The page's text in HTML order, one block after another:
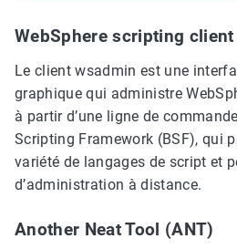
WebSphere scripting
Le client wsadmin est une
graphique qui administre
à partir d’une ligne de
Scripting Framework (BSF), qui
variété de langages de script et
d’administration à distance.
Another Neat Tool (ANT)